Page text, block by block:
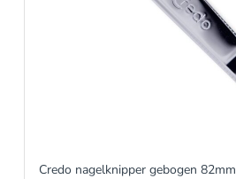
Credo nagelknipper gebogen 82mm